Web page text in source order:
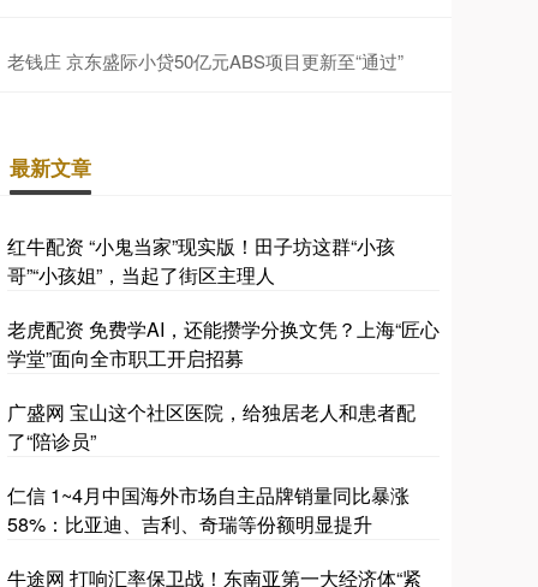
老钱庄 京东盛际小贷50亿元ABS项目更新至“通过”
最新文章
红牛配资 “小鬼当家”现实版！田子坊这群“小孩
哥”“小孩姐”，当起了街区主理人
老虎配资 免费学AI，还能攒学分换文凭？上海“匠心
学堂”面向全市职工开启招募
广盛网 宝山这个社区医院，给独居老人和患者配
了“陪诊员”
仁信 1~4月中国海外市场自主品牌销量同比暴涨
58%：比亚迪、吉利、奇瑞等份额明显提升
牛途网 打响汇率保卫战！东南亚第一大经济体“紧